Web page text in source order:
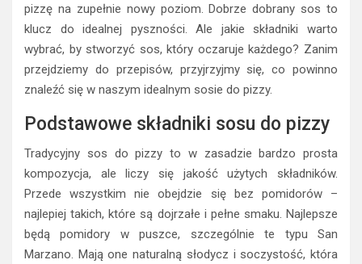
pizzę na zupełnie nowy poziom. Dobrze dobrany sos to
klucz do idealnej pyszności. Ale jakie składniki warto
wybrać, by stworzyć sos, który oczaruje każdego? Zanim
przejdziemy do przepisów, przyjrzyjmy się, co powinno
znaleźć się w naszym idealnym sosie do pizzy.
Podstawowe składniki sosu do pizzy
Tradycyjny sos do pizzy to w zasadzie bardzo prosta
kompozycja, ale liczy się jakość użytych składników.
Przede wszystkim nie obejdzie się bez pomidorów –
najlepiej takich, które są dojrzałe i pełne smaku. Najlepsze
będą pomidory w puszce, szczególnie te typu San
Marzano. Mają one naturalną słodycz i soczystość, która